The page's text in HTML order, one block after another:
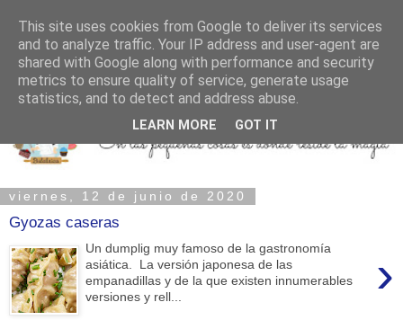
viernes, 12 de junio de 2020
Gyozas caseras
›
Un dumplig muy famoso de la gastronomía
asiática. La versión japonesa de las
empanadillas y de la que existen innumerables
versiones y rell...
This site uses cookies from Google to deliver its services
and to analyze traffic. Your IP address and user-agent are
shared with Google along with performance and security
metrics to ensure quality of service, generate usage
statistics, and to detect and address abuse.
LEARN MORE GOT IT